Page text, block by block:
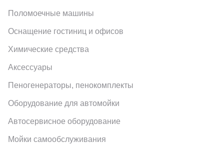
Поломоечные машины
Оснащение гостиниц и офисов
Химические средства
Аксессуары
Пеногенераторы, пенокомплекты
Оборудование для автомойки
Автосервисное оборудование
Мойки самообслуживания